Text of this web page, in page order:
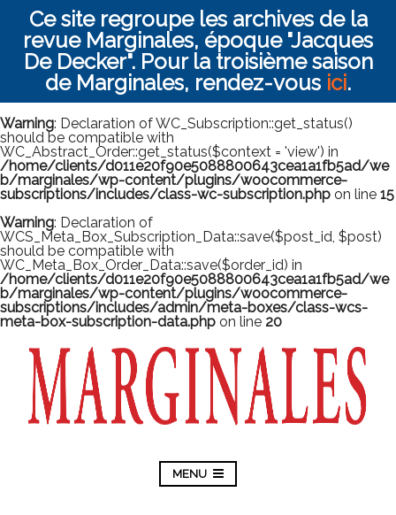
Ce site regroupe les archives de la
revue Marginales, époque "Jacques
De Decker". Pour la troisième saison
de Marginales, rendez-vous ici.
Warning: Declaration of WC_Subscription::get_status()
should be compatible with
WC_Abstract_Order::get_status($context = 'view') in
/home/clients/d011e20f90e5088800643cea1a1fb5ad/we
b/marginales/wp-content/plugins/woocommerce-
subscriptions/includes/class-wc-subscription.php on line 15
Warning: Declaration of
WCS_Meta_Box_Subscription_Data::save($post_id, $post)
should be compatible with
WC_Meta_Box_Order_Data::save($order_id) in
/home/clients/d011e20f90e5088800643cea1a1fb5ad/we
b/marginales/wp-content/plugins/woocommerce-
subscriptions/includes/admin/meta-boxes/class-wcs-
meta-box-subscription-data.php on line 20
MENU